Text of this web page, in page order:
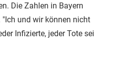
Die Zahlen in Bayern
und wir können nicht
Infizierte, jeder Tote sei